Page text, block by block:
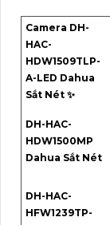
Camera DH-
HAC-
HDW1509TLP-
A-LED Dahua
Sắt Nét ✨
DH-HAC-
HDW1500MP
Dahua Sắt Nét
DH-HAC-
HFW1239TP-